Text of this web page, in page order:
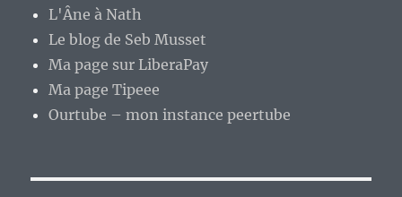
L'Âne à Nath
Le blog de Seb Musset
Ma page sur LiberaPay
Ma page Tipeee
Ourtube – mon instance peertube